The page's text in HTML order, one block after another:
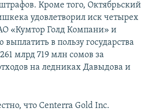
Кроме того, Октябрьский
удовлетворил иск четырех
«Кумтор Голд Компани» и
в пользу государства
млрд 719 млн сомов за
на ледниках Давыдова и
что Centerra Gold Inc.